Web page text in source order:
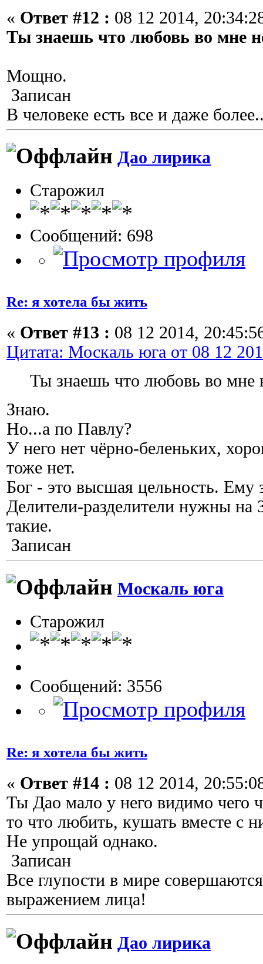
« Ответ #12 : 08 12 2014,
Ты знаешь что любовь во мне
Мощно.
Записан
В человеке есть все и даже
Дао лирика
Старожил
Сообщений: 698
Re: я хотела бы жить
« Ответ #13 : 08 12 2014,
Цитата: Москаль юга от 08 12
Ты знаешь что любовь во мне
Знаю.
Но...а по Павлу?
У него нет чёрно-беленьких,
тоже нет.
Бог - это высшая цельность. Ему
Делители-разделители нужны на
такие.
Записан
Москаль юга
Старожил
Сообщений: 3556
Re: я хотела бы жить
« Ответ #14 : 08 12 2014,
Ты Дао мало у него видимо чего
то что любить, кушать вместе с
Не упрощай однако.
Записан
Все глупости в мире
выражением лица!
Дао лирика